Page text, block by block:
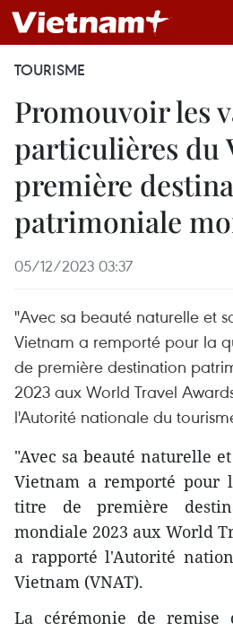
TOURISME
Promouvoir les
particulières du
première
patrimoniale
05/12/2023 03:37
"Avec sa beauté naturelle et
Vietnam a remporté pour la
de première destination
2023 aux World Travel
l'Autorité nationale du
"Avec sa beauté naturelle
Vietnam a remporté pour
titre de première
mondiale 2023 aux World
a rapporté l'Autorité
Vietnam (VNAT).
La cérémonie de